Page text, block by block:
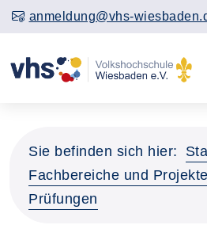
anmeldung@vhs-
Sie befinden sich hier:
Fachbereiche und Projekte
Prüfungen